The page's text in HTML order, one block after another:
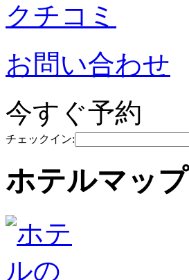
クチコミ
お問い合わせ
今すぐ予約
チェックイン:
ホテルマップ